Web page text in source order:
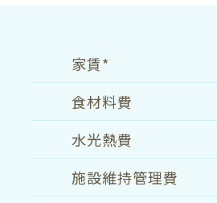
家賃*
食材料費
水光熱費
施設維持管理費